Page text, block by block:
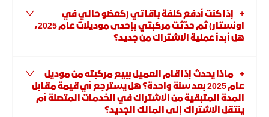
إذا كنت أدفع كلفة باقاتي (كعضو حالي في
اونستار) ثم حدّثت مركبتي بإحدى موديلات عام 2025،
هل أبدأ عملية الاشتراك من جديد؟
ماذا يحدث إذا قام العميل ببيع مركبته من موديل
عام 2025 بعد سنة واحدة؟ هل يسترجع أي قيمة مقابل
المدة المتبقية من الاشتراك في الخدمات المتصلة أم
ينتقل الاشتراك إلى المالك الجديد؟